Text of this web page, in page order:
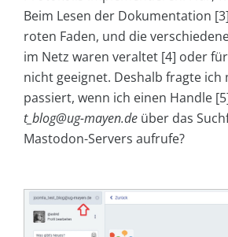
Beim Lesen der Dokumentation
roten Faden, und die
im Netz waren veraltet [4] oder
nicht geeignet. Deshalb fragte ich
passiert, wenn ich einen Handle
t_blog@ug-mayen.de über das
Mastodon-Servers aufrufe?